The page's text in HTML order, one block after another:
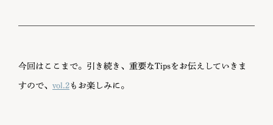
今回はここまで。引き続き、重要なTipsをお伝えしていきま
すので、 vol.2もお楽しみに。